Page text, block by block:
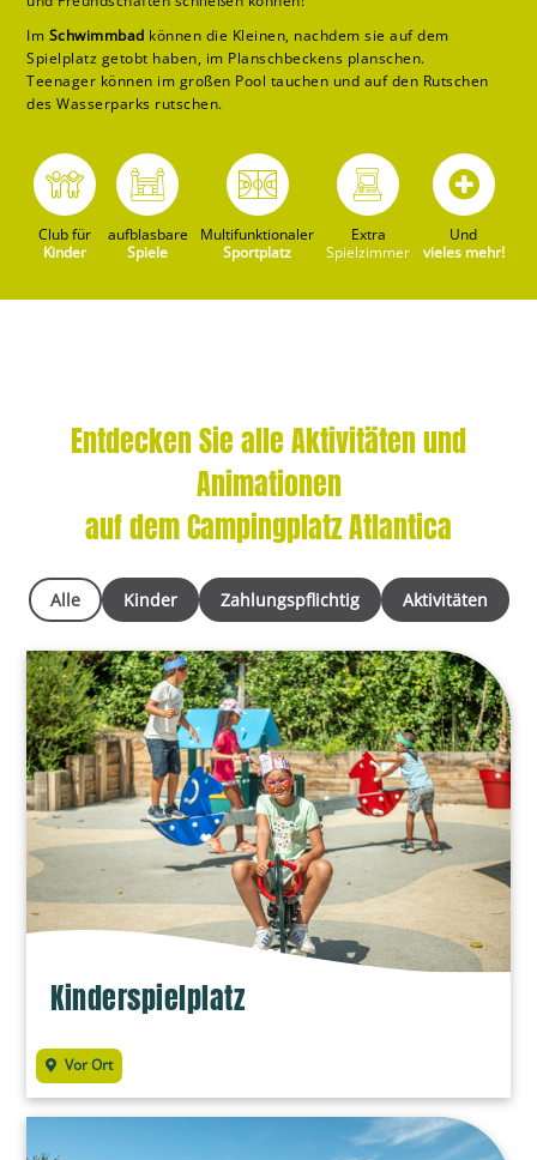
Im Schwimmbad können die Kleinen, nachdem sie auf dem
Spielplatz getobt haben, im Planschbeckens planschen.
Teenager können im großen Pool tauchen und auf den Rutschen
des Wasserparks rutschen.
Club für
Kinder
aufblasbare
Spiele
Multifunktionaler
Sportplatz
Extra
Spielzimmer
Und
vieles mehr!
Entdecken Sie alle Aktivitäten und
Animationen
auf dem Campingplatz Atlantica
Alle Kinder Zahlungspflichtig Aktivitäten
Kinderspielplatz
Vor Ort